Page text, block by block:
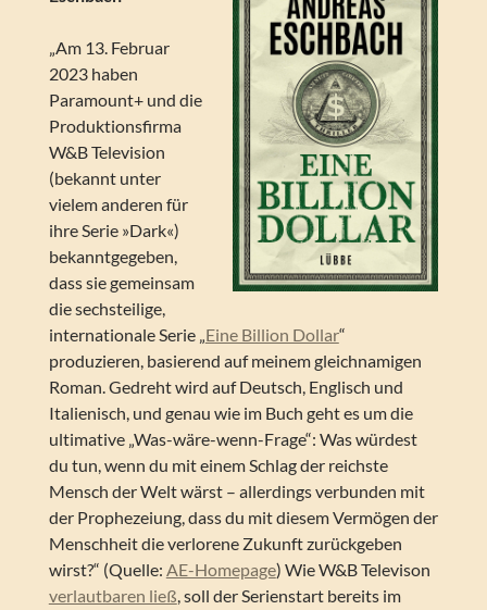
„Am 13. Februar
2023 haben
Paramount+ und die
Produktionsfirma
W&B Television
(bekannt unter
vielem anderen für
ihre Serie »Dark«)
bekanntgegeben,
dass sie gemeinsam
die sechsteilige,
internationale Serie „Eine Billion Dollar“
produzieren, basierend auf meinem gleichnamigen
Roman. Gedreht wird auf Deutsch, Englisch und
Italienisch, und genau wie im Buch geht es um die
ultimative „Was-wäre-wenn-Frage“: Was würdest
du tun, wenn du mit einem Schlag der reichste
Mensch der Welt wärst – allerdings verbunden mit
der Prophezeiung, dass du mit diesem Vermögen der
Menschheit die verlorene Zukunft zurückgeben
wirst?“ (Quelle: AE-Homepage) Wie W&B Televison
verlautbaren ließ, soll der Serienstart bereits im